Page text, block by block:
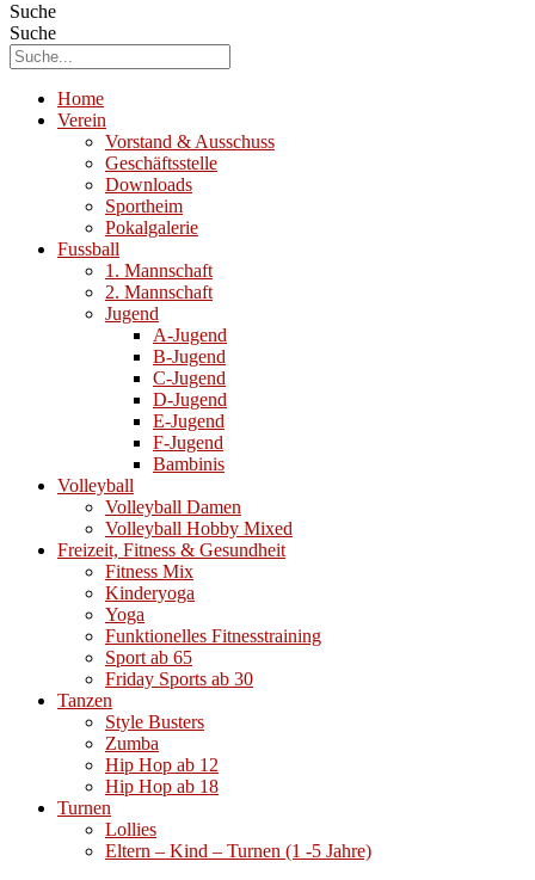
Suche
Suche
Home
Verein
Vorstand & Ausschuss
Geschäftsstelle
Downloads
Sportheim
Pokalgalerie
Fussball
1. Mannschaft
2. Mannschaft
Jugend
A-Jugend
B-Jugend
C-Jugend
D-Jugend
E-Jugend
F-Jugend
Bambinis
Volleyball
Volleyball Damen
Volleyball Hobby Mixed
Freizeit, Fitness & Gesundheit
Fitness Mix
Kinderyoga
Yoga
Funktionelles Fitnesstraining
Sport ab 65
Friday Sports ab 30
Tanzen
Style Busters
Zumba
Hip Hop ab 12
Hip Hop ab 18
Turnen
Lollies
Eltern – Kind – Turnen (1 -5 Jahre)